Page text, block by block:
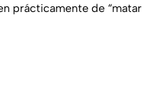
prácticamente de “matar